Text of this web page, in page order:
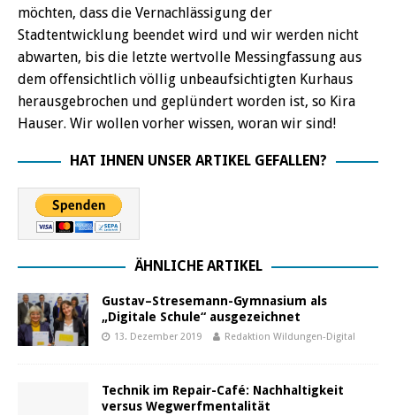
möchten, dass die Vernachlässigung der
Stadtentwicklung beendet wird und wir werden nicht
abwarten, bis die letzte wertvolle Messingfassung aus
dem offensichtlich völlig unbeaufsichtigten Kurhaus
herausgebrochen und geplündert worden ist, so Kira
Hauser. Wir wollen vorher wissen, woran wir sind!
HAT IHNEN UNSER ARTIKEL GEFALLEN?
ÄHNLICHE ARTIKEL
Gustav–Stresemann-Gymnasium als
„Digitale Schule“ ausgezeichnet
13. Dezember 2019 Redaktion Wildungen-Digital
Technik im Repair-Café: Nachhaltigkeit
versus Wegwerfmentalität